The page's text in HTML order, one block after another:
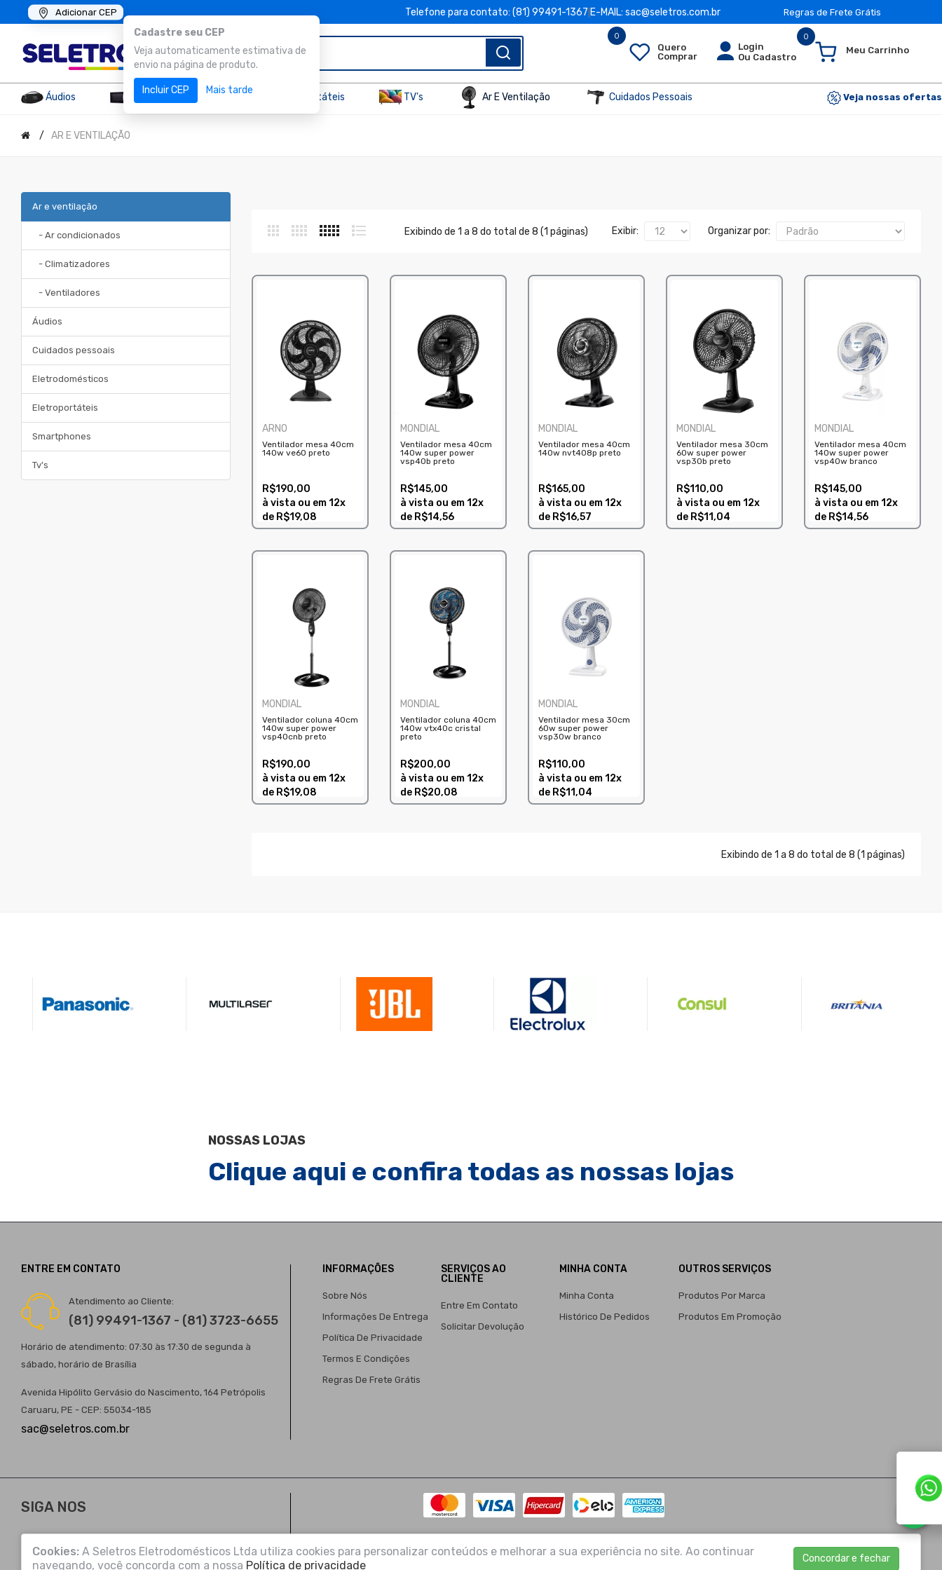
Adicionar CEP
Cadastre seu CEP
Veja automaticamente estimativa de
envio na página de produto.
Incluir CEP Mais tarde
Telefone para contato: (81) 99491-1367 E-MAIL: sac@seletros.com.br Regras de Frete Grátis
Login
Ou Cadastro
0
Meu Carrinho
0
Quero
Comprar
Veja nossas ofertas
Áudios Eletrodomésticos Eletroportáteis TV's Ar E Ventilação Cuidados Pessoais
AR E VENTILAÇÃO
Ar e ventilação
- Ar condicionados
- Climatizadores
- Ventiladores
Áudios
Cuidados pessoais
Eletrodomésticos
Eletroportáteis
Smartphones
Tv's
Exibindo de 1 a 8 do total de 8 (1 páginas) Organizar por:
Exibir:
ARNO
Ventilador mesa 40cm
140w ve60 preto
R$190,00
à vista ou em12x
de R$19,08
COMPRAR
MONDIAL
Ventilador mesa 40cm
140w super power
vsp40b preto
R$145,00
à vista ou em12x
de R$14,56
COMPRAR
MONDIAL
Ventilador mesa 40cm
140w nvt408p preto
R$165,00
à vista ou em12x
de R$16,57
COMPRAR
MONDIAL
Ventilador mesa 30cm
60w super power
vsp30b preto
R$110,00
à vista ou em12x
de R$11,04
COMPRAR
MONDIAL
Ventilador mesa 40cm
140w super power
vsp40w branco
R$145,00
à vista ou em12x
de R$14,56
COMPRAR
MONDIAL
Ventilador coluna 40cm
140w super power
vsp40cnb preto
R$190,00
à vista ou em12x
de R$19,08
COMPRAR
MONDIAL
Ventilador coluna 40cm
140w vtx40c cristal
preto
R$200,00
à vista ou em12x
de R$20,08
COMPRAR
MONDIAL
Ventilador mesa 30cm
60w super power
vsp30w branco
R$110,00
à vista ou em12x
de R$11,04
COMPRAR
Exibindo de 1 a 8 do total de 8 (1 páginas)
NOSSAS LOJAS
Clique aqui e confira todas as nossas lojas
ENTRE EM CONTATO
Atendimento ao Cliente:
(81) 99491-1367 - (81) 3723-6655
Horário de atendimento: 07:30 às 17:30 de segunda à
sábado, horário de Brasília
Avenida Hipólito Gervásio do Nascimento, 164 Petrópolis
Caruaru, PE - CEP: 55034-185
sac@seletros.com.br
INFORMAÇÕES
Sobre Nós
Informações De Entrega
Política De Privacidade
Termos E Condições
Regras De Frete Grátis
SERVIÇOS AO
CLIENTE
Entre Em Contato
Solicitar Devolução
MINHA CONTA
Minha Conta
Histórico De Pedidos
OUTROS SERVIÇOS
Produtos Por Marca
Produtos Em Promoção
SIGA NOS
Cookies: A Seletros Eletrodomésticos Ltda utiliza cookies para personalizar conteúdos e melhorar a sua experiência no site. Ao continuar
navegando, você concorda com a nossa Política de privacidade
Concordar e fechar